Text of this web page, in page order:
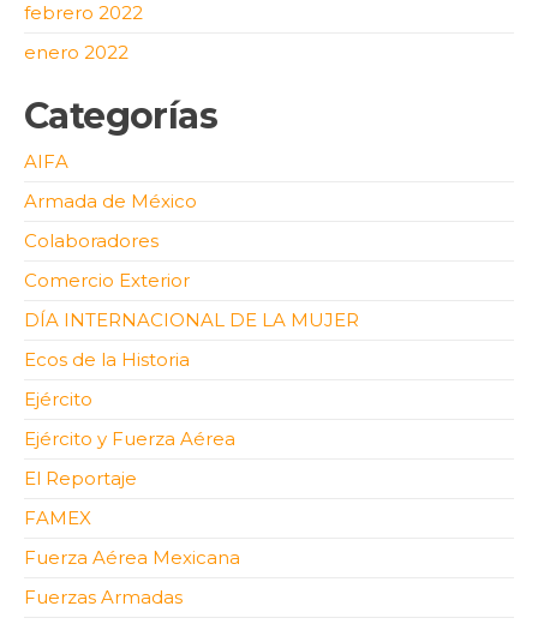
febrero 2022
enero 2022
Categorías
AIFA
Armada de México
Colaboradores
Comercio Exterior
DÍA INTERNACIONAL DE LA MUJER
Ecos de la Historia
Ejército
Ejército y Fuerza Aérea
El Reportaje
FAMEX
Fuerza Aérea Mexicana
Fuerzas Armadas